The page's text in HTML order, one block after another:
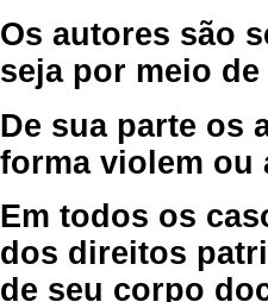
Os autores são
seja por meio
De sua parte os
forma violem ou
Em todos os
dos direitos
de seu corpo